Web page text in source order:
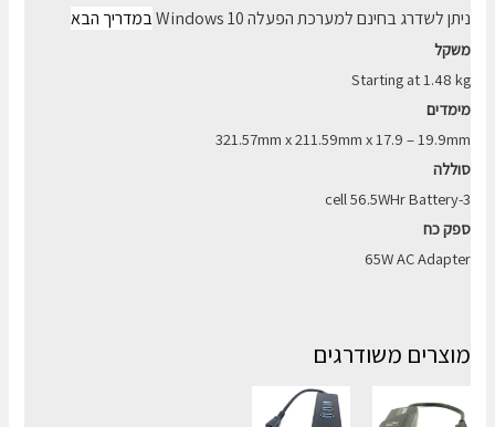
ניתן לשדרג בחינם למערכת הפעלה Windows 10 במדריך הבא
משקל
Starting at 1.48 kg
מימדים
321.57mm x 211.59mm x 17.9 – 19.9mm
סוללה
3-cell 56.5WHr Battery
ספק כח
65W AC Adapter
מוצרים משודרגים